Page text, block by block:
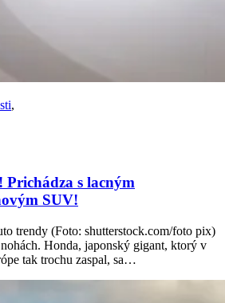
,
s lacným
SUV!
trendy (Foto: shutterstock.com/foto pix)
Honda, japonský gigant, ktorý v
tak trochu zaspal, sa…